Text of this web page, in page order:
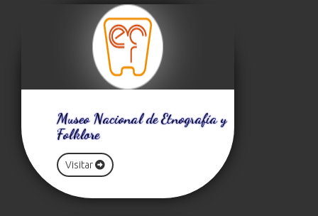
Museo Nacional de Etnografía y
Folklore
Visitar